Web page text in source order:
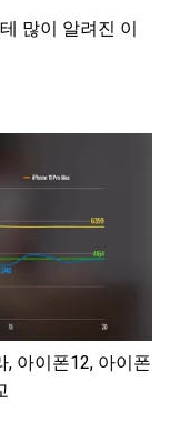
많이 알려진 이
, 아이폰12, 아이폰